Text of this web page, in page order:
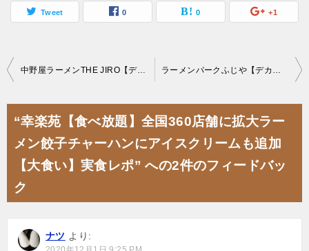
Tweet 0 0 +1
投
シ
ン
中野屋ラーメンTHE JIRO【デカ盛り】二郎系ラーメン油そば大食いチャレンジメニューwithしのけんacoプロと真剣勝負 ラーメンパークふじや【デカ盛り】創業昭和25年老舗の大食いチャレンジメニュー
“幸楽苑【食べ放題】全国360店舗に拡大ラー
メン餃子チャーハンにアイスクリームも追加
【大食い】実食レポ” への2件のフィードバッ
ク
ナツ より: